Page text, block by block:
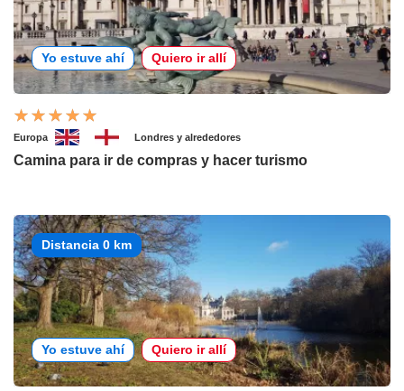
Yo estuve ahí Quiero ir allí
Europa Londres y alrededores
Camina para ir de compras y hacer turismo
Distancia 0 km
Yo estuve ahí Quiero ir allí